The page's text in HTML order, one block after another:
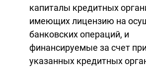
капиталы кредитных
имеющих лицензию на
банковских операций, и
финансируемые за счет
указанных кредитных